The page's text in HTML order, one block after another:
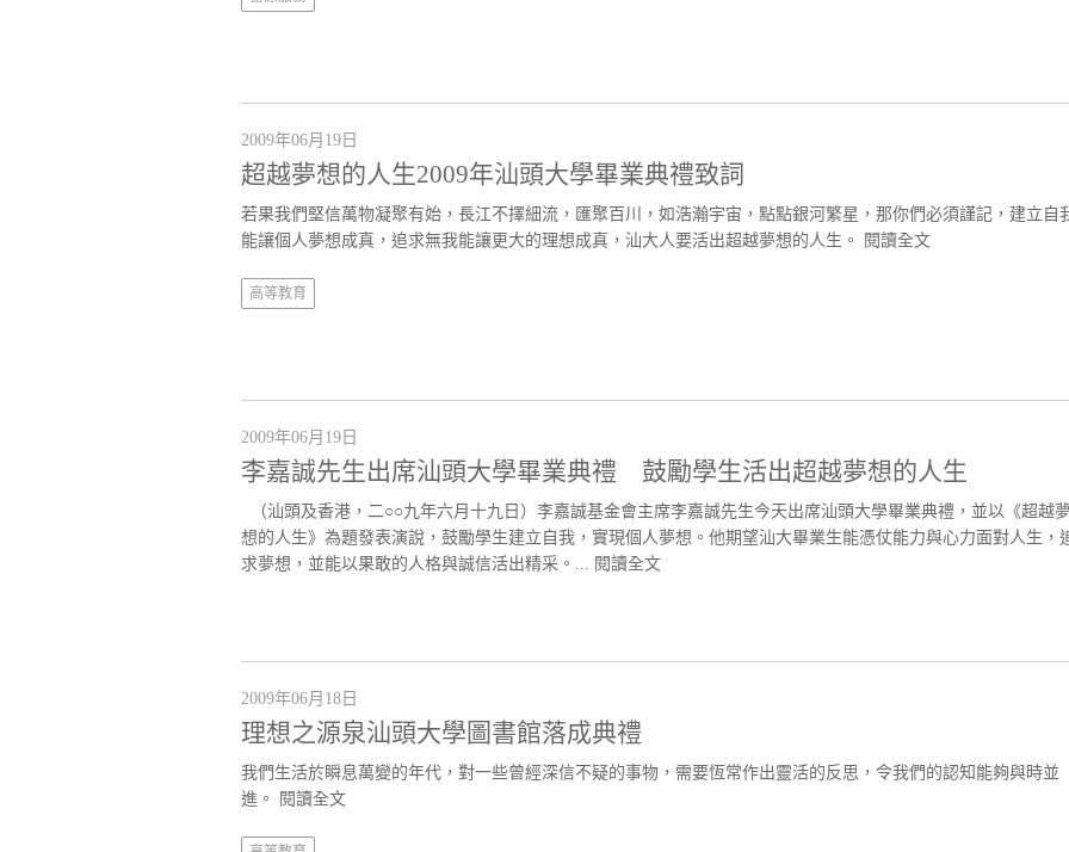
2009年06月19日
超越夢想的人生2009年汕頭大學畢業典禮致詞
若果我們堅信萬物凝聚有始，長江不擇細流，匯聚百川，如浩瀚宇宙，點點銀河繁星，那你們必須謹記，建立自
能讓個人夢想成真，追求無我能讓更大的理想成真，汕大人要活出超越夢想的人生。
閱讀全文
高等教育
2009年06月19日
李嘉誠先生出席汕頭大學畢業典禮 鼓勵學生活出超越夢想的人生
（汕頭及香港，二○○九年六月十九日）李嘉誠基金會主席李嘉誠先生今天出席汕頭大學畢業典禮，並以《超越
想的人生》為題發表演說，鼓勵學生建立自我，實現個人夢想。他期望汕大畢業生能憑仗能力與心力面對人生，
求夢想，並能以果敢的人格與誠信活出精采。... 閱讀全文
2009年06月18日
理想之源泉汕頭大學圖書館落成典禮
我們生活於瞬息萬變的年代，對一些曾經深信不疑的事物，需要恆常作出靈活的反思，令我們的認知能夠與時並
進。
閱讀全文